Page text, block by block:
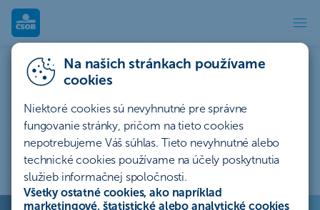
Na našich stránkach používame
cookies
Niektoré cookies sú nevyhnutné pre správne
fungovanie stránky, pričom na tieto cookies
nepotrebujeme Váš súhlas. Tieto nevyhnutné alebo
technické cookies používame na účely poskytnutia
služieb informačnej spoločnosti.
Všetky ostatné cookies, ako napríklad
marketingové, štatistické alebo analytické cookies
Blog | ČSOB